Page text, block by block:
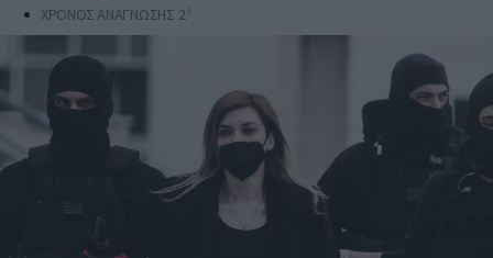
ΧΡΟΝΟΣ ΑΝΑΓΝΩΣΗΣ 2 '